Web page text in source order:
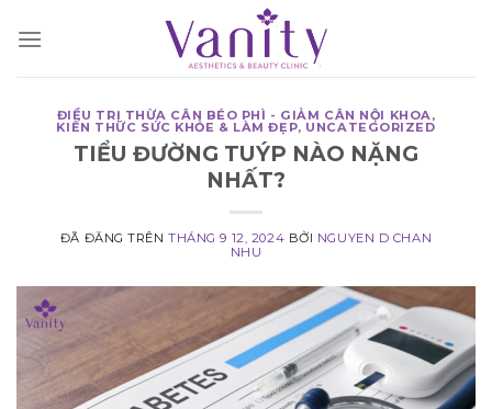
đến
ĐIỀU TRỊ THỪA CÂN BÉO PHÌ - GIẢM CÂN NỘI KHOA,
KIẾN THỨC SỨC KHỎE & LÀM ĐẸP, UNCATEGORIZED
TIỂU ĐƯỜNG TUÝP NÀO NẶNG
NHẤT?
ĐÃ ĐĂNG TRÊNTHÁNG 9 12, 2024 BỞI NGUYEN D CHAN
NHU